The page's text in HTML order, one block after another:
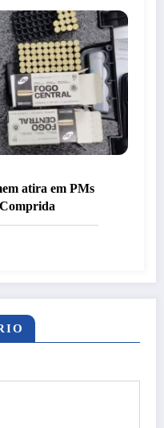
atira em PMs